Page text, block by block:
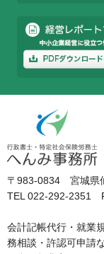
〒983-0834 宮城県
TEL 022-292-2351
会計記帳代行・就業
務相談・許認可申請